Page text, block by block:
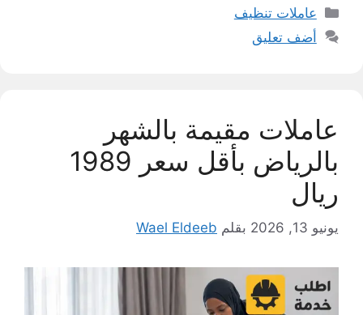
التصنيفات
عاملات تنظيف
أضف تعليق
عاملات مقيمة بالشهر
بالرياض بأقل سعر 1989
ريال
يونيو 13, 2026 بقلم Wael Eldeeb